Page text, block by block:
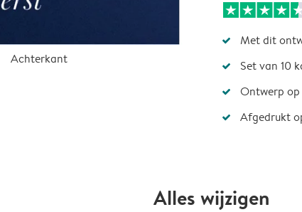
Achterkant
Met dit
Set van 10
Ontwerp
Afgedrukt
Alles wijzigen